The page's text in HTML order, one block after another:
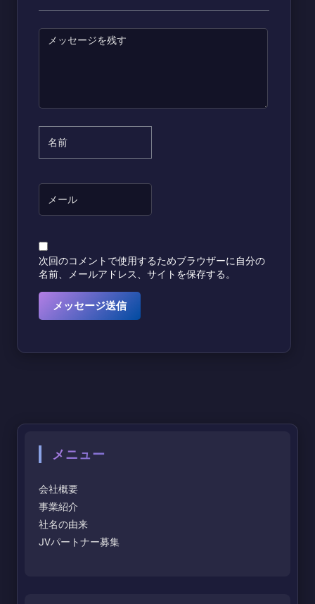
次回のコメントで使用するためブラウザーに自分の
名前、メールアドレス、サイトを保存する。
メニュー
会社概要
事業紹介
社名の由来
JVパートナー募集